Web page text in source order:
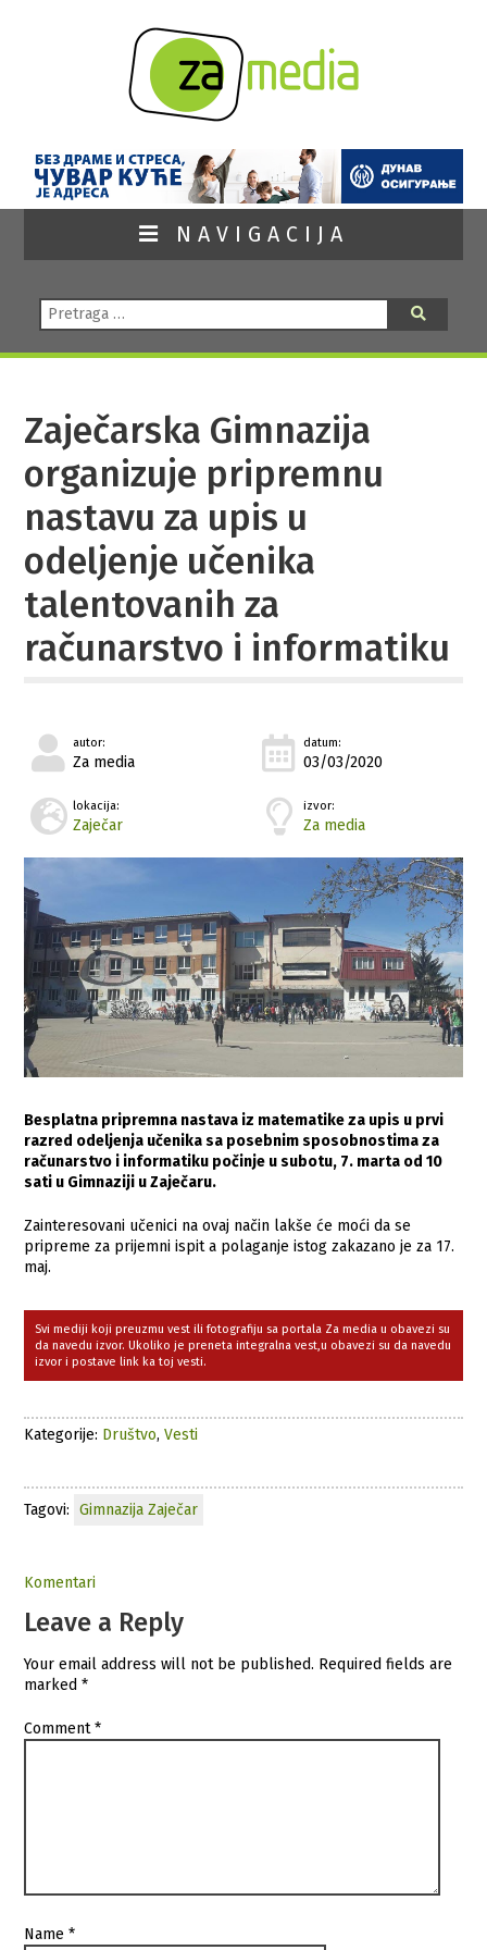
NAVIGACIJA
Pretraga:
Zaječarska Gimnazija
organizuje pripremnu
nastavu za upis u
odeljenje učenika
talentovanih za
računarstvo i informatiku
autor:
Za media
datum:
03/03/2020
lokacija:
Zaječar
izvor:
Za media
Besplatna pripremna nastava iz matematike za upis u prvi
razred odeljenja učenika sa posebnim sposobnostima za
računarstvo i informatiku počinje u subotu, 7. marta od 10
sati u Gimnaziji u Zaječaru.
Zainteresovani učenici na ovaj način lakše će moći da se
pripreme za prijemni ispit a polaganje istog zakazano je za 17.
maj.
Svi mediji koji preuzmu vest ili fotografiju sa portala Za media u obavezi su
da navedu izvor. Ukoliko je preneta integralna vest,u obavezi su da navedu
izvor i postave link ka toj vesti.
Kategorije: Društvo,Vesti
Tagovi: Gimnazija Zaječar
Komentari
Leave a Reply
Your email address will not be published. Required fields are
marked*
Comment*
Name*